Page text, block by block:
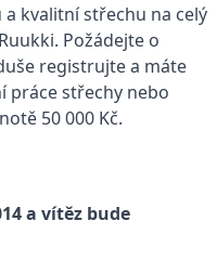
kvalitní střechu na celý
Požádejte o
registrujte a máte
práce střechy nebo
50 000 Kč.
a vítěz bude